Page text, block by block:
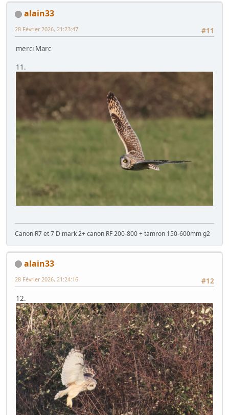
alain33
#11
28 Février 2026, 21:23:47
merci Marc
11.
Canon R7 et 7 D mark 2+ canon RF 200-800 + tamron 150-600mm g2
alain33
#12
28 Février 2026, 21:24:16
12.